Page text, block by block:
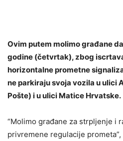
Ovim putem molimo građane
godine (četvrtak), zbog
horizontalne prometne
ne parkiraju svoja vozila u ulici
Pošte) i u ulici Matice Hrvatske.
“Molimo građane za strpljenje i
privremene regulacije